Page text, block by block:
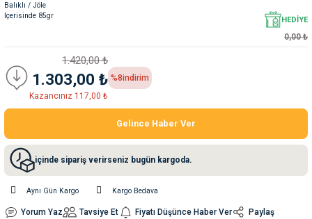
Su Kabları
HEDİYE
0,00 ₺
1.420,00 ₺
1.303,00 ₺
Kazancınız 117,00 ₺
%8indirim
Gelince Haber Ver
içinde sipariş verirseniz bugün kargoda.
Aynı Gün Kargo Kargo Bedava
Yorum Yaz Tavsiye Et Fiyatı Düşünce Haber Ver
Paylaş